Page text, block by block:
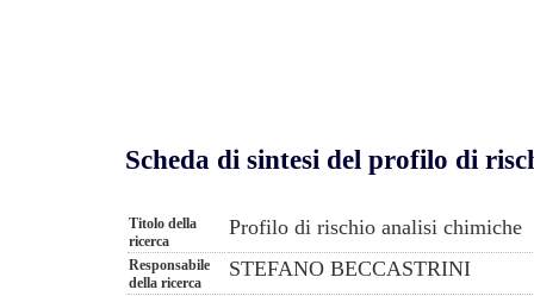
Scheda di sintesi del profilo di
Titolo della
ricerca
Profilo di rischio analisi chimiche
Responsabile
della ricerca
STEFANO BECCASTRINI